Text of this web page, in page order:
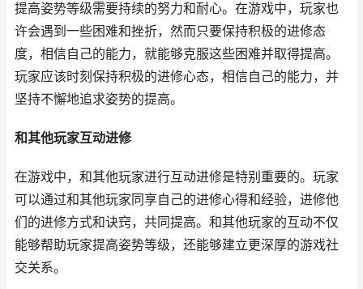
提高姿势等级需要持续的努力和耐心。在游戏中，玩家也
许会遇到一些困难和挫折，然而只要保持积极的进修态
度，相信自己的能力，就能够克服这些困难并取得提高。
玩家应该时刻保持积极的进修心态，相信自己的能力，并
坚持不懈地追求姿势的提高。
和其他玩家互动进修
在游戏中，和其他玩家进行互动进修是特别重要的。玩家
可以通过和其他玩家同享自己的进修心得和经验，进修他
们的进修方式和诀窍，共同提高。和其他玩家的互动不仅
能够帮助玩家提高姿势等级，还能够建立更深厚的游戏社
交关系。